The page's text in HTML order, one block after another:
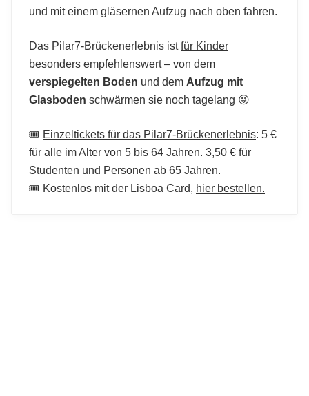
und mit einem gläsernen Aufzug nach oben fahren.
Das Pilar7-Brückenerlebnis istfür Kinder
besonders empfehlenswert – von dem
verspiegelten Boden und dem Aufzug mit
Glasboden schwärmen sie noch tagelang 😜
🎟️ Einzeltickets für das Pilar7-Brückenerlebnis: 5 €
für alle im Alter von 5 bis 64 Jahren. 3,50 € für
Studenten und Personen ab 65 Jahren.
🎟️ Kostenlos mit der Lisboa Card, hier bestellen.